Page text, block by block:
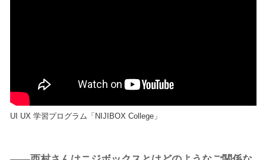
UI UX 学習プログラム「NIJIBOX College」